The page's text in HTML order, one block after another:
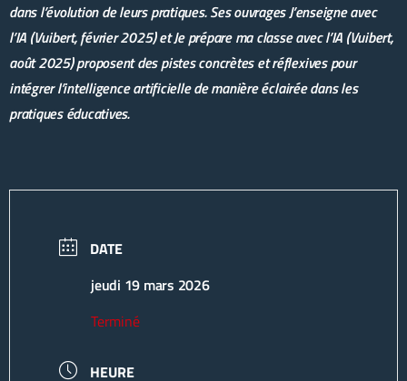
dans l’évolution de leurs pratiques. Ses ouvragesJ’enseigne avec
l’IA (Vuibert, février 2025) et Je prépare ma classe avec l’IA (Vuibert,
août 2025) proposent des pistes concrètes et réflexives pour
intégrer l’intelligence artificielle de manière éclairée dans les
pratiques éducatives.
DATE
jeudi 19 mars 2026
Terminé
HEURE